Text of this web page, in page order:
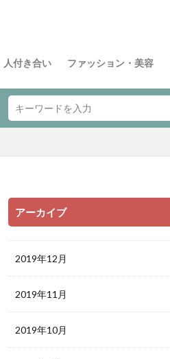
人付き合い ファッション・美容
アーカイブ
2019年12月
2019年11月
2019年10月